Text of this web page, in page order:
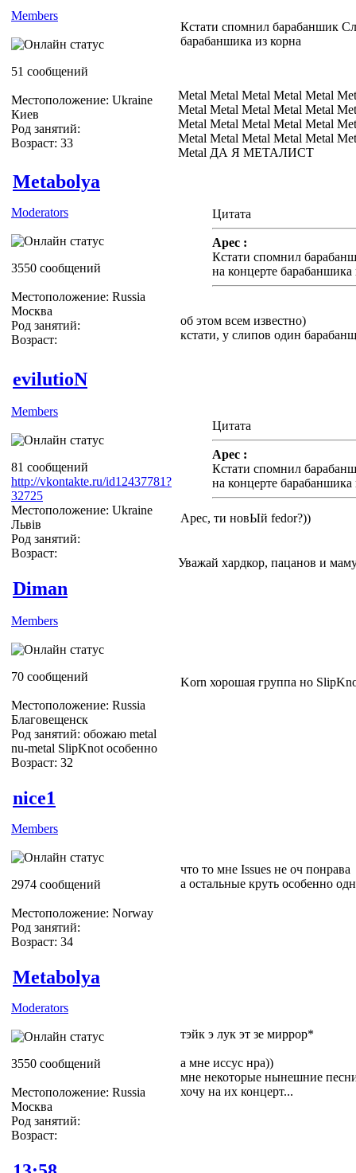
Members
51 сообщений
Местоположение: Ukraine
Киев
Род занятий:
Возраст: 33
Кстати спомнил барабаншик
барабаншика из корна
Metal Metal Metal Metal Metal
Metal Metal Metal Metal Metal
Metal Metal Metal Metal Metal
Metal Metal Metal Metal Metal
Metal ДА Я МЕТАЛИСТ
Metabolya
Moderators
3550 сообщений
Местоположение: Russia
Москва
Род занятий:
Возраст:
Цитата
Apec :
Кстати спомнил
на концерте барабаншика
об этом всем известно)
кстати, у слипов один
evilutioN
Members
81 сообщений
http://vkontakte.ru/id12437781?
32725
Местоположение: Ukraine
Львів
Род занятий:
Возраст:
Цитата
Apec :
Кстати спомнил
на концерте барабаншика
Apec, ти новЫй fedor?))
Уважай хардкор, пацанов и
Diman
Members
70 сообщений
Местоположение: Russia
Благовещенск
Род занятий: обожаю metal
nu-metal SlipKnot особенно
Возраст: 32
Korn хорошая группа но
nice1
Members
2974 сообщений
Местоположение: Norway
Род занятий:
Возраст: 34
что то мне Issues не оч понрава
а остальные круть особенно
Metabolya
Moderators
3550 сообщений
Местоположение: Russia
Москва
Род занятий:
Возраст:
тэйк э лук эт зе миррор*
а мне иссус нра))
мне некоторые нынешние
хочу на их концерт...